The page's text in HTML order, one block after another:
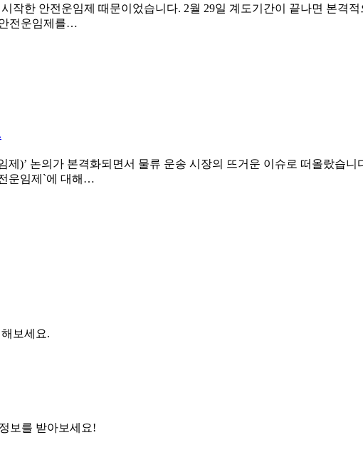
작한 안전운임제 때문이었습니다. 2월 29일 계도기간이 끝나면 본격
전운임제를…
제)’ 논의가 본격화되면서 물류 운송 시장의 뜨거운 이슈로 떠올랐습
운임제`에 대해…
보세요.
보를 받아보세요!